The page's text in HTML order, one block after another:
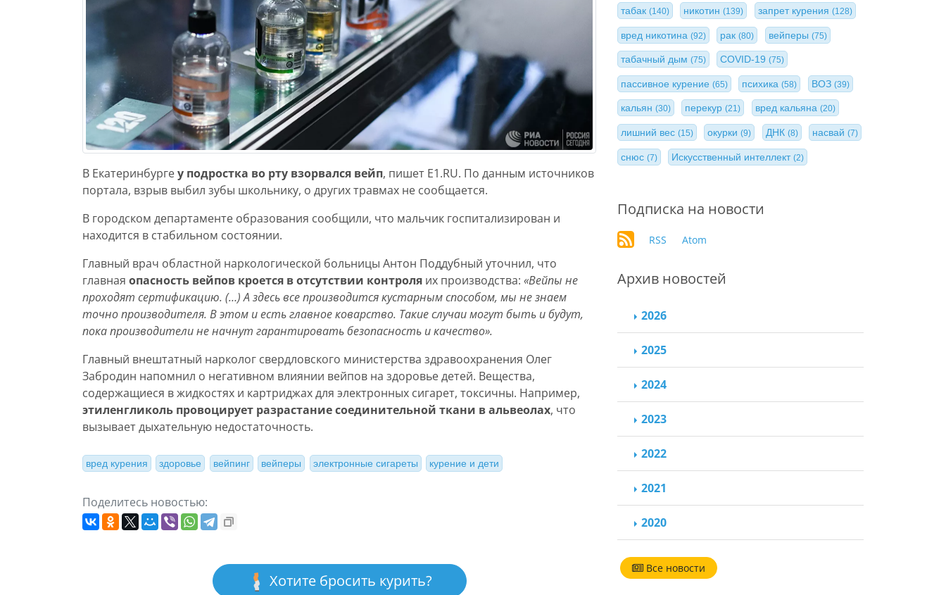
В Екатеринбургеу подростка во рту взорвался вейп, пишет E1.RU. По данным источников
портала, взрыв выбил зубы школьнику, о других травмах не сообщается.
В городском департаменте образования сообщили, что мальчик госпитализирован и
находится в стабильном состоянии.
Главный врач областной наркологической больницы Антон Поддубный уточнил, что
главная опасность вейпов кроется в отсутствии контроля их производства: «Вейпы не
проходят сертификацию. (…) А здесь все производится кустарным способом, мы не знаем
точно производителя. В этом и есть главное коварство. Такие случаи могут быть и будут,
пока производители не начнут гарантировать безопасность и качество».
Главный внештатный нарколог свердловского министерства здравоохранения Олег
Забродин напомнил о негативном влиянии вейпов на здоровье детей. Вещества,
содержащиеся в жидкостях и картриджах для электронных сигарет, токсичны. Например,
этиленгликоль провоцирует разрастание соединительной ткани в альвеолах, что
вызывает дыхательную недостаточность.
вред курения здоровье вейпинг вейперы электронные сигареты курение и дети
Поделитесь новостью:
Хотите бросить курить?
табак (140) никотин(139) запрет курения (128)
вред никотина (92) рак(80) вейперы (75)
табачный дым (75) COVID-19(75)
пассивное курение (65) психика(58) ВОЗ (39)
кальян (30) перекур(21) вред кальяна (20)
лишний вес (15) окурки(9) ДНК (8) насвай(7)
снюс (7) Искусственный интеллект(2)
Подписка на новости
RSS Atom
Архив новостей
2026
2025
2024
2023
2022
2021
2020
Все новости